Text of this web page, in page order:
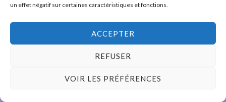
un effet négatif sur certaines caractéristiques et fonctions.
ACCEPTER
REFUSER
VOIR LES PRÉFÉRENCES